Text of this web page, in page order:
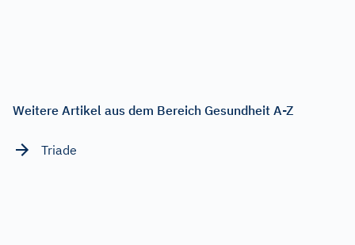
Weitere Artikel aus dem Bereich Gesundheit A-Z
Triade